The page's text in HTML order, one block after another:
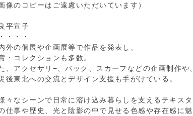
画像のコピーはご遠慮いただいています）
平宣子
・・・
外の個展や企画展等で作品を発表し、
・コレクションも多数。
、アクセサリ−、バック、スカーフなどの企画制作や、
後東北への交流とデザイン支援も手がけている。
様々なシーンで日常に溶け込み暮らしを支えるテキスタ
仕事や歴史、光と陰影の中で見せる色感や存在感に